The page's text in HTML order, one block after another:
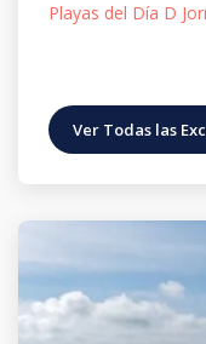
Playas del Día D
Ver Todas las